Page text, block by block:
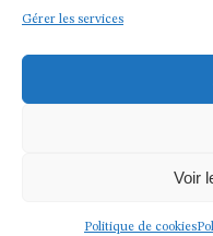
Gérer les services
Voir
Politique de cookies